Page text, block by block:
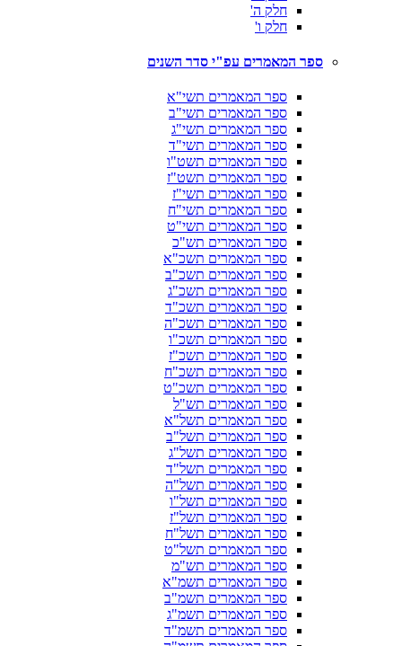
חלק ה'
חלק ו'
ספר המאמרים עפ"י סדר השנים
ספר המאמרים תשי"א
ספר המאמרים תשי"ב
ספר המאמרים תשי"ג
ספר המאמרים תשי"ד
ספר המאמרים תשט"ו
ספר המאמרים תשט"ז
ספר המאמרים תשי"ז
ספר המאמרים תשי"ח
ספר המאמרים תשי"ט
ספר המאמרים תש"כ
ספר המאמרים תשכ"א
ספר המאמרים תשכ"ב
ספר המאמרים תשכ"ג
ספר המאמרים תשכ"ד
ספר המאמרים תשכ"ה
ספר המאמרים תשכ"ו
ספר המאמרים תשכ"ז
ספר המאמרים תשכ"ח
ספר המאמרים תשכ"ט
ספר המאמרים תש"ל
ספר המאמרים תשל"א
ספר המאמרים תשל"ב
ספר המאמרים תשל"ג
ספר המאמרים תשל"ד
ספר המאמרים תשל"ה
ספר המאמרים תשל"ו
ספר המאמרים תשל"ז
ספר המאמרים תשל"ח
ספר המאמרים תשל"ט
ספר המאמרים תש"מ
ספר המאמרים תשמ"א
ספר המאמרים תשמ"ב
ספר המאמרים תשמ"ג
ספר המאמרים תשמ"ד